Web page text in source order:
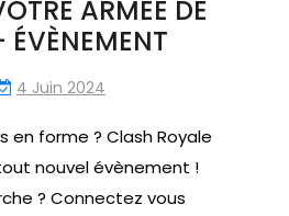
ARMÉE DE
ÉVÈNEMENT
4 Juin 2024
en forme ? Clash Royale
nouvel évènement !
? Connectez vous